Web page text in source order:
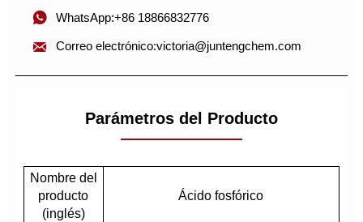
 WhatsApp:+86 18866832776
 Correo electrónico:victoria@juntengchem.com
Parámetros del Producto
Nombre del
producto
(inglés)
Ácido fosfórico